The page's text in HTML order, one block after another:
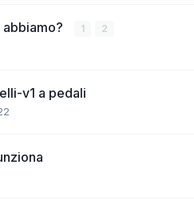
abbiamo? 1 2
v1 a pedali